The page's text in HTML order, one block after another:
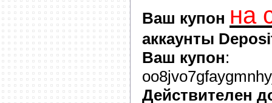
Ваш купон на
аккаунты
Ваш купон:
Действителен